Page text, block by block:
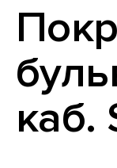
каб.